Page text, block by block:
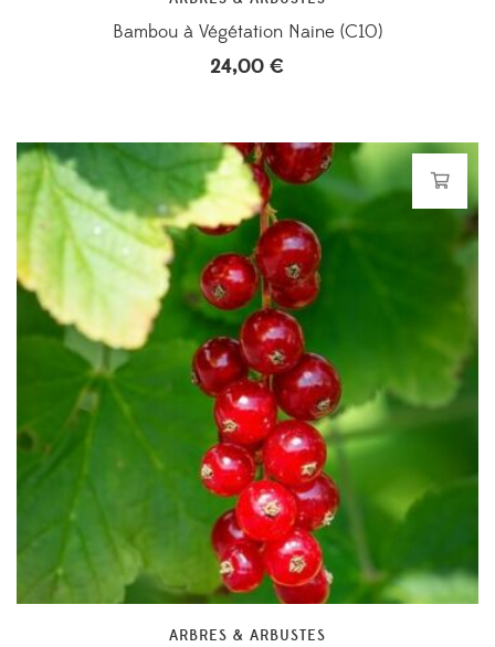
Bambou à Végétation Naine (C10)
24,00 €
ARBRES & ARBUSTES